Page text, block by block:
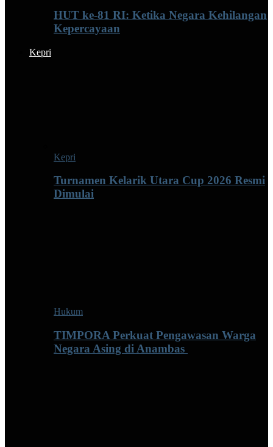
HUT ke-81 RI: Ketika Negara Kehilangan
Kepercayaan
Kepri
Kepri
Turnamen Kelarik Utara Cup 2026 Resmi
Dimulai
Hukum
TIMPORA Perkuat Pengawasan Warga
Negara Asing di Anambas ‎